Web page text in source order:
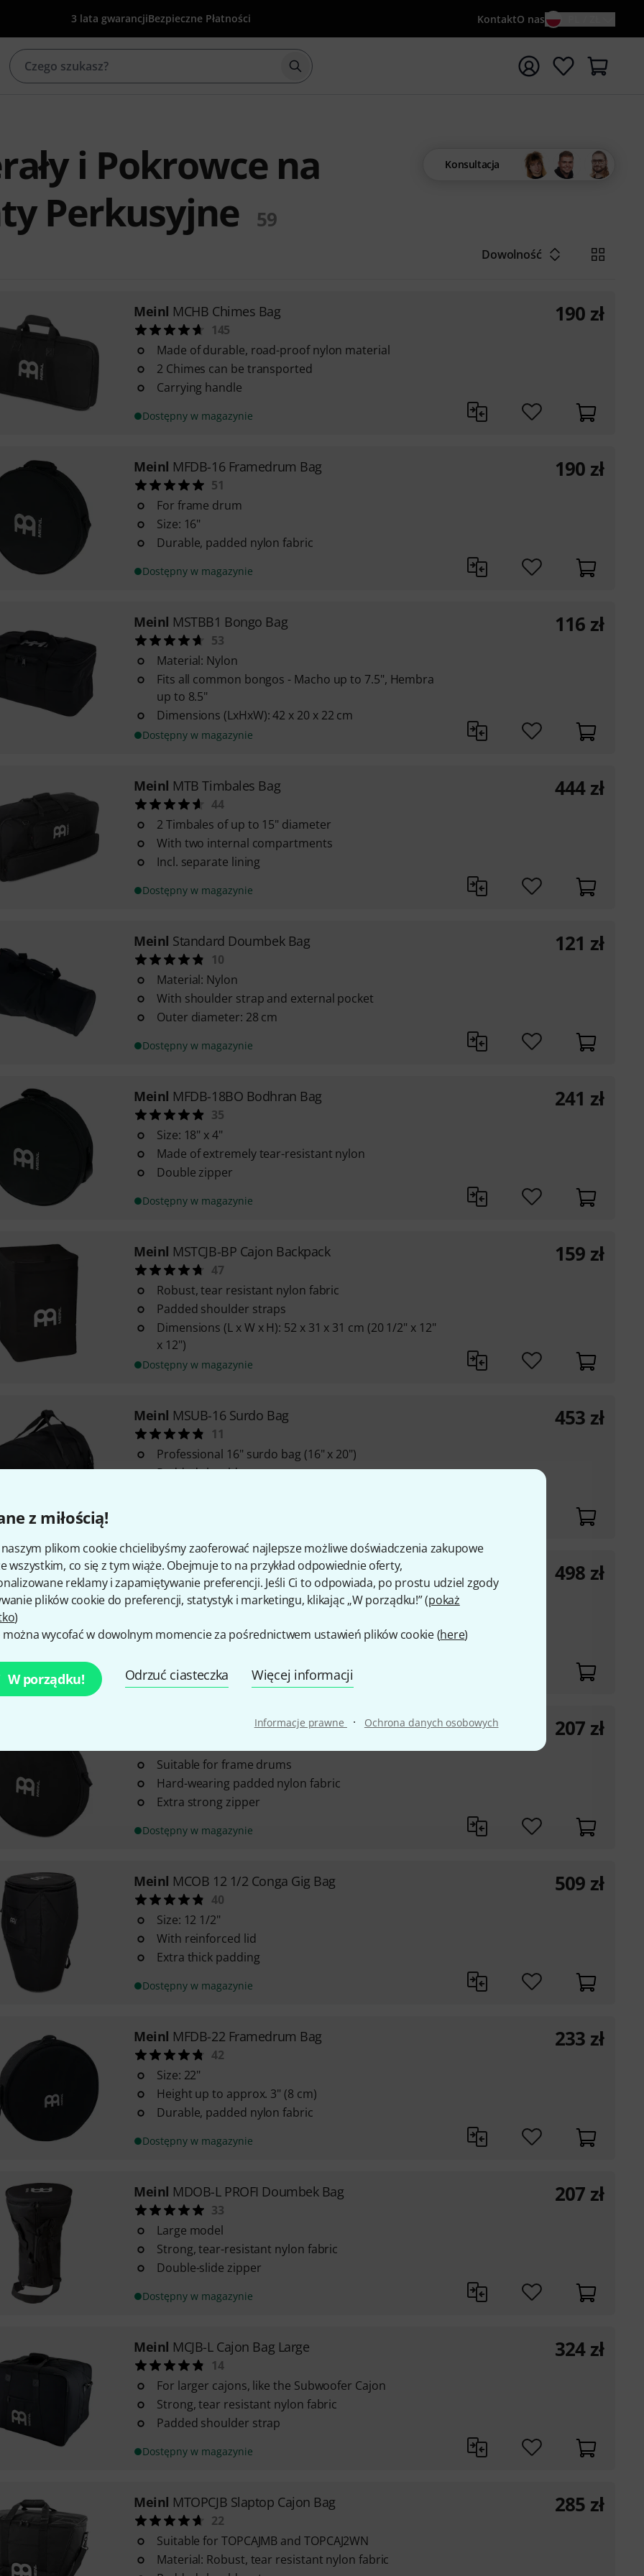
z miłością!
naszym plikom cookie chcielibyśmy zaoferować najlepsze możliwe doświadczenia zakupowe
wszystkim, co się z tym wiąże. Obejmuje to na przykład odpowiednie oferty,
reklamy i zapamiętywanie preferencji. Jeśli Ci to odpowiada, po prostu udziel zgody
plików cookie do preferencji, statystyk i marketingu, klikając „W porządku!” (pokaż
)
można wycofać w dowolnym momencie za pośrednictwem ustawień plików cookie (here)
W porządku! Odrzuć ciasteczka Więcej informacji
Informacje prawne · Ochrona danych osobowych
3 lata gwarancjiBezpieczne Płatności KontaktO nas
Rozpocznij wyszukiwanie od słowa kluczowego {searchTerm}
i Pokrowce na
Perkusyjne
59
Konsultacja
Dowolność
Meinl MCHB Chimes Bag
145
Made of durable, road-proof nylon material
2 Chimes can be transported
Carrying handle
Dostępny w magazynie
190 zł
Meinl MFDB-16 Framedrum Bag
51
For frame drum
Size: 16"
Durable, padded nylon fabric
Dostępny w magazynie
190 zł
Meinl MSTBB1 Bongo Bag
53
Material: Nylon
Fits all common bongos - Macho up to 7.5", Hembra
up to 8.5"
Dimensions (LxHxW): 42 x 20 x 22 cm
Dostępny w magazynie
116 zł
Meinl MTB Timbales Bag
44
2 Timbales of up to 15" diameter
With two internal compartments
Incl. separate lining
Dostępny w magazynie
444 zł
Meinl Standard Doumbek Bag
10
Material: Nylon
With shoulder strap and external pocket
Outer diameter: 28 cm
Dostępny w magazynie
121 zł
Meinl MFDB-18BO Bodhran Bag
35
Size: 18" x 4"
Made of extremely tear-resistant nylon
Double zipper
Dostępny w magazynie
241 zł
Meinl MSTCJB-BP Cajon Backpack
47
Robust, tear resistant nylon fabric
Padded shoulder straps
Dimensions (L x W x H): 52 x 31 x 31 cm (20 1/2" x 12"
x 12")
Dostępny w magazynie
159 zł
Meinl MSUB-16 Surdo Bag
11
Professional 16" surdo bag (16" x 20")
Padded shoulder strap
453 zł
MeinlMCOB 11 3/4Conga Gig Bag
46
Size: 11 3/4"
With reinforced lid
Bottom with protective rubber layer
Dostępny w magazynie
498 zł
MFDB-20 Framedrum Bag
Suitable for frame drums
Hard-wearing padded nylon fabric
Extra strong zipper
Dostępny w magazynie
207 zł
Meinl MCOB 12 1/2 Conga Gig Bag
40
Size: 12 1/2"
With reinforced lid
Extra thick padding
Dostępny w magazynie
509 zł
Meinl MFDB-22 Framedrum Bag
42
Size: 22"
Height up to approx. 3" (8 cm)
Durable, padded nylon fabric
Dostępny w magazynie
233 zł
Meinl MDOB-L PROFI Doumbek Bag
33
Large model
Strong, tear-resistant nylon fabric
Double-slide zipper
Dostępny w magazynie
207 zł
Meinl MCJB-L Cajon Bag Large
14
For larger cajons, like the Subwoofer Cajon
Strong, tear resistant nylon fabric
Padded shoulder strap
Dostępny w magazynie
324 zł
Meinl MTOPCJB Slaptop Cajon Bag
22
Suitable for TOPCAJMB and TOPCAJ2WN
Material: Robust, tear resistant nylon fabric
285 zł